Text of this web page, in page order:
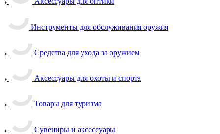
Инструменты для обслуживания оружия
Средства для ухода за оружием
Аксессуары для охоты и спорта
Товары для туризма
Сувениры и аксессуары